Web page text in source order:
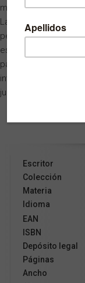
medios.
La obra se descubre
periodismo hoy más
escucha paciente y
participen todas las
invitación para que
juntos sobre qué
Escritor
Colección
Materia
Idioma
EAN
ISBN
Depósito legal
Páginas
Ancho